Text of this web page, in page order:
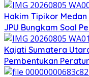
Hakim Tipikor Medan
JPU Bungkam Soal
Kajati Sumatera
Pembentukan